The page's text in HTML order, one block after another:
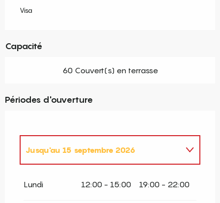
Visa
Capacité
60 Couvert(s) en terrasse
Périodes d'ouverture
Jusqu'au 15 septembre 2026
Lundi 12:00 - 15:00 19:00 - 22:00